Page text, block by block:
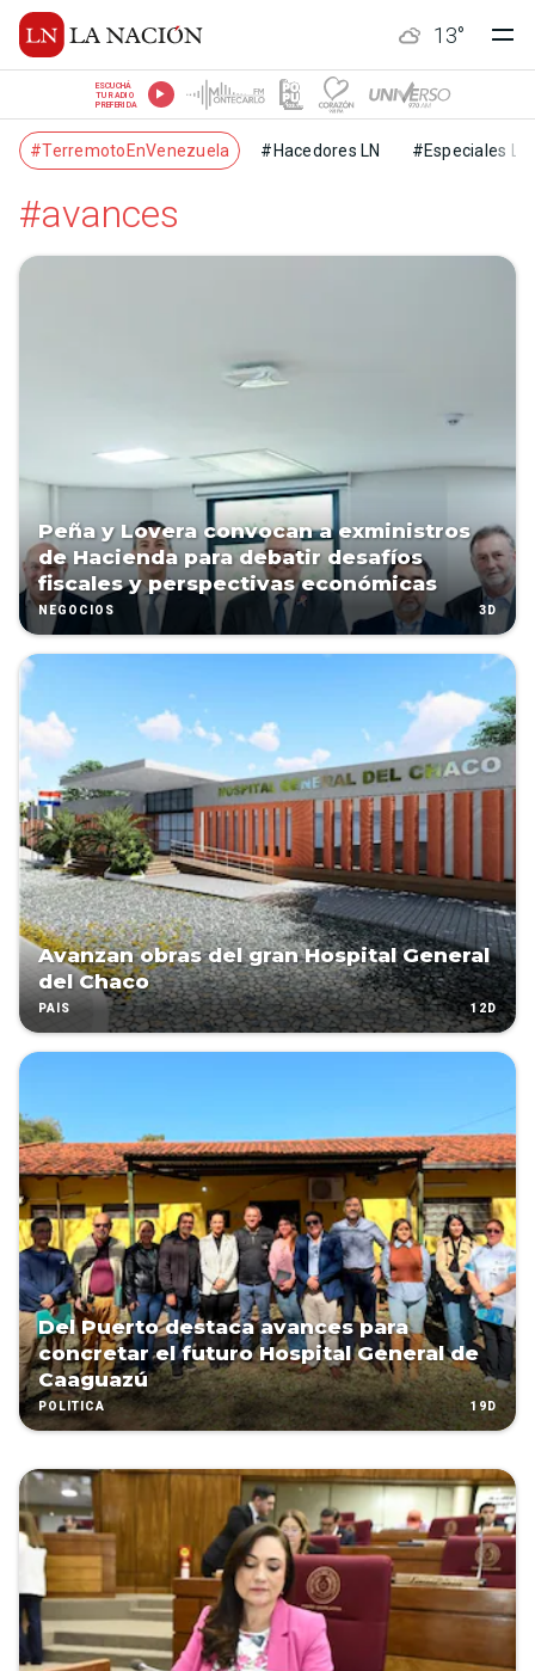
13°
ESCUCHÁ
TU RADIO
PREFERIDA
#TerremotoEnVenezuela #Hacedores LN #Especiales LN
#avances
Peña y Lovera convocan a exministros
de Hacienda para debatir desafíos
fiscales y perspectivas económicas
NEGOCIOS 3D
Avanzan obras del gran Hospital General
del Chaco
PAÍS 12D
Del Puerto destaca avances para
concretar el futuro Hospital General de
Caaguazú
POLÍTICA 19D